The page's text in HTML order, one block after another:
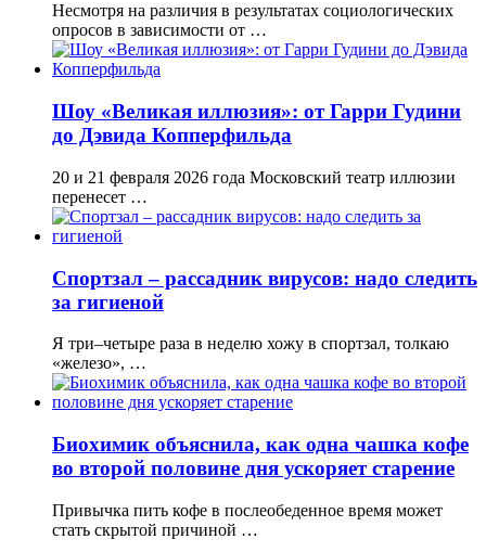
Несмотря на различия в результатах социологических
опросов в зависимости от …
Шоу «Великая иллюзия»: от Гарри Гудини
до Дэвида Копперфильда
20 и 21 февраля 2026 года Московский театр иллюзии
перенесет …
Спортзал – рассадник вирусов: надо следить
за гигиеной
Я три–четыре раза в неделю хожу в спортзал, толкаю
«железо», …
Биохимик объяснила, как одна чашка кофе
во второй половине дня ускоряет старение
Привычка пить кофе в послеобеденное время может
стать скрытой причиной …